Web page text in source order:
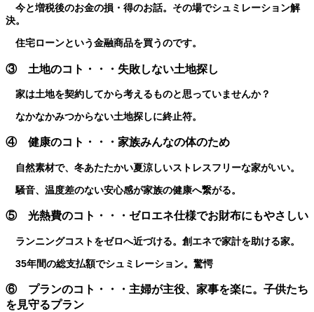
今と増税後のお金の損・得のお話。その場でシュミレーション解
決。
住宅ローンという金融商品を買うのです。
③ 土地のコト・・・失敗しない土地探し
家は土地を契約してから考えるものと思っていませんか？
なかなかみつからない土地探しに終止符。
④ 健康のコト・・・家族みんなの体のため
自然素材で、冬あたたかい夏涼しいストレスフリーな家がいい。
騒音、温度差のない安心感が家族の健康へ繋がる。
⑤ 光熱費のコト・・・ゼロエネ仕様でお財布にもやさしい
ランニングコストをゼロへ近づける。創エネで家計を助ける家。
35年間の総支払額でシュミレーション。驚愕
⑥ プランのコト・・・主婦が主役、家事を楽に。子供たち
を見守るプラン